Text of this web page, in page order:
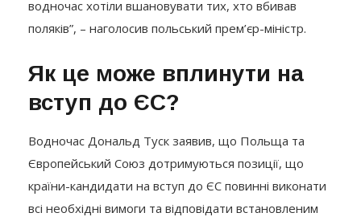
водночас хотіли вшановувати тих, хто вбивав
поляків”, – наголосив польський прем’єр-міністр.
Як це може вплинути на
вступ до ЄС?
Водночас Дональд Туск заявив, що Польща та
Європейський Союз дотримуються позиції, що
країни-кандидати на вступ до ЄС повинні виконати
всі необхідні вимоги та відповідати встановленим